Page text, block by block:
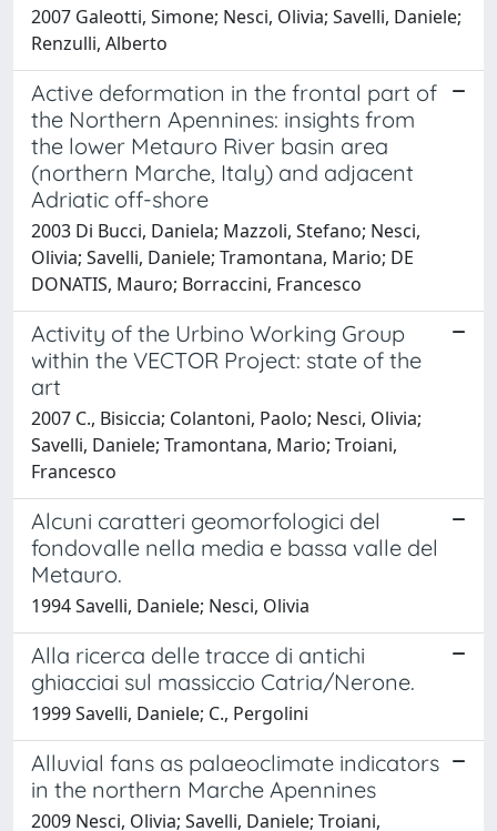
2007 Galeotti, Simone; Nesci, Olivia; Savelli, Daniele;
Renzulli, Alberto
Active deformation in the frontal part of
the Northern Apennines: insights from
the lower Metauro River basin area
(northern Marche, Italy) and adjacent
Adriatic off-shore
2003 Di Bucci, Daniela; Mazzoli, Stefano; Nesci,
Olivia; Savelli, Daniele; Tramontana, Mario; DE
DONATIS, Mauro; Borraccini, Francesco
Activity of the Urbino Working Group
within the VECTOR Project: state of the
art
2007 C., Bisiccia; Colantoni, Paolo; Nesci, Olivia;
Savelli, Daniele; Tramontana, Mario; Troiani,
Francesco
Alcuni caratteri geomorfologici del
fondovalle nella media e bassa valle del
Metauro.
1994 Savelli, Daniele; Nesci, Olivia
Alla ricerca delle tracce di antichi
ghiacciai sul massiccio Catria/Nerone.
1999 Savelli, Daniele; C., Pergolini
Alluvial fans as palaeoclimate indicators
in the northern Marche Apennines
2009 Nesci, Olivia; Savelli, Daniele; Troiani,